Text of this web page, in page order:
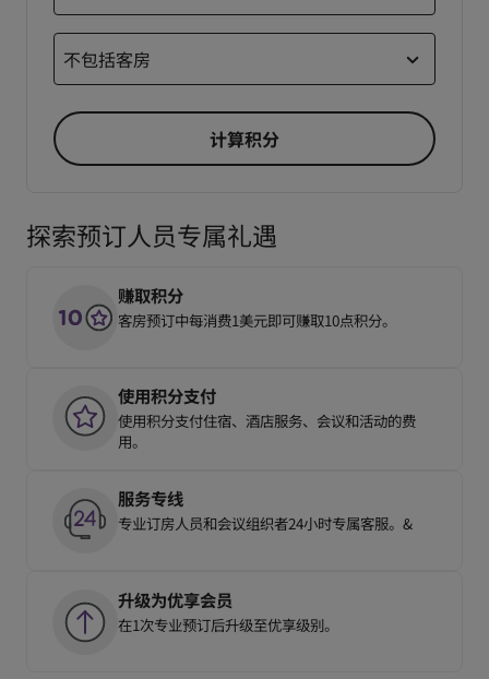
不包括客房
计算积分
探索预订人员专属礼遇
赚取积分
客房预订中每消费1美元即可赚取10点积分。
使用积分支付
使用积分支付住宿、酒店服务、会议和活动的费
用。
服务专线
专业订房人员和会议组织者24小时专属客服。&
升级为优享会员
在1次专业预订后升级至优享级别。